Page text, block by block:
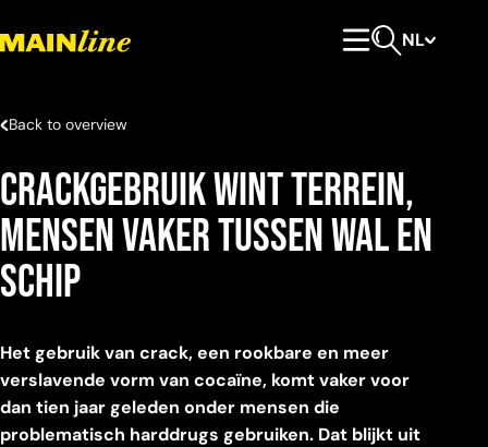
NL
Back to overview
Crackgebruik wint terrein,
mensen vaker tussen wal en
schip
Het gebruik van crack, een rookbare en meer
verslavende vorm van cocaïne, komt vaker voor
dan tien jaar geleden onder mensen die
problematisch harddrugs gebruiken. Dat blijkt uit